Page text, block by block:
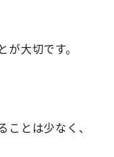
大切です。
とは少なく、